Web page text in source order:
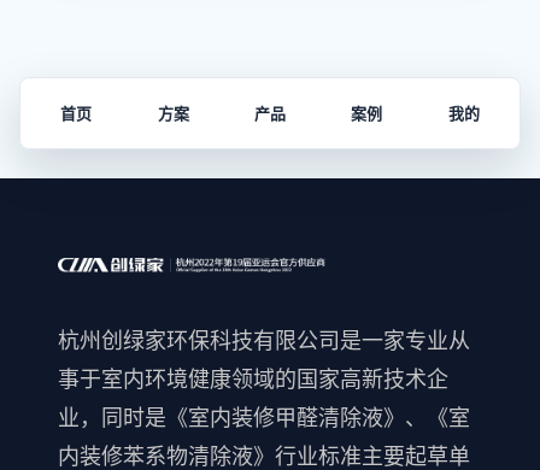
首页 方案 产品 案例 我的
杭州创绿家环保科技有限公司是一家专业从
事于室内环境健康领域的国家高新技术企
业，同时是《室内装修甲醛清除液》、《室
内装修苯系物清除液》行业标准主要起草单